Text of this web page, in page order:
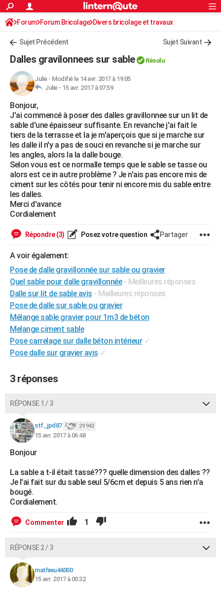
ACTUALITÉS
Politique
Société
Faits Divers
Education
Monde
Villes
+
FINANCE
Retraite
Impôts
Epargne
Immobilier
Risques naturels par ville
Banque
Assurance
Crédit
AUTO
Essais
Réserver un essai
Citadines
Berlines
SUV
Forum auto
+HIGH-TECH
Mobiles
Meilleur smartphone
Internet
Ordinateurs
Jeux vidéo
Guide high-tech
+BRICOLAGE
Forum
Aménagement intérieur
Extérieur
Cuisine
Salle de bains
Jardinage
Rangement
WEEK-END
Guides de France
Escapades
Patrimoine
Expositions
Musées
Week-end nature
LIFESTYLE
Art de vivre
Bien-être
Loisirs
ModeModes de vie
SANTE
Alimentation
Guide de la santé
Maladies
Médicaments
Sommeil
VOYAGE
Destinations
City break
Voyage nature
Voyage de noces
Forum
Climat
PHOTO
GUIDES D'ACHAT
BONS PLANS
CARTE DE VOEUX
Carte de Noël
Carte Bonne année
Carte Saint-Valentin
Carte Pâques
Carte d'anniversaire
DICTIONNAIRE
Dictionnaire
Biographies
Citations
Expressions
Proverbes
PROGRAMME TV
COPAINS D'AVANT
AVIS DE DÉCÈS
Rechercher
S'inscrire
Connexion
Forum Forum Bricolage Divers bricolage et travaux
Sujet Précédent Sujet Suivant
Dalles gravilonnees sur sable Résolu
Julie- Modifié le 14 avr. 2017 à 19:05
Julie - 15 avr. 2017 à 07:59
Bonjour,
J'ai commencé à poser des dalles gravillonnee sur un lit de
sable d'une épaisseur suffisante. En revanche j'ai fait le
tiers de la terrasse et la je m'aperçois que si je marche sur
les dalle il n'y a pas de souci en revanche si je marche sur
les angles, alors la la dalle bouge.
Selon vous est ce normalle temps que le sable se tasse ou
alors est ce in autre problème ? Je n'ais pas encore mis de
ciment sur les côtés pour tenir ni encore mis du sable entre
les dalles.
Merci d'avance
Cordialement
Répondre (3) Posez votre question Partager
A voir également:
Pose de dalle gravillonnée sur sable ou gravier
Quel sable pour dalle gravillonnée - Meilleures réponses
Dalle sur lit de sable avis - Meilleures réponses
Pose de dalle sur sable ou gravier
Mélange sable gravier pour 1m3 de béton
Melange ciment sable
Pose carrelage sur dalle béton intérieur ✓
Pose dalle sur gravier avis ✓
3 réponses
RÉPONSE 1 / 3
stf_jpd87 29 942
15 avr. 2017 à 06:48
Bonjour
La sable a t-il était tassé??? quelle dimension des dalles ??
Je l'ai fait sur du sable seul 5/6cm et depuis 5 ans rien n'a
bougé.
Cordialement.
Commenter 1
RÉPONSE 2 / 3
mathieu44000
15 avr. 2017 à 00:32